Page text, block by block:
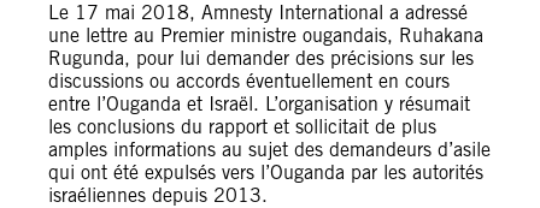
Le 17 mai 2018, Amnesty International a adressé
une lettre au Premier ministre ougandais, Ruhakana
Rugunda, pour lui demander des précisions sur les
discussions ou accords éventuellement en cours
entre l’Ouganda et Israël. L’organisation y résumait
les conclusions du rapport et sollicitait de plus
amples informations au sujet des demandeurs d’asile
qui ont été expulsés vers l’Ouganda par les autorités
israéliennes depuis 2013.